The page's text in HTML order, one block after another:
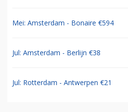
Mei: Amsterdam - Bonaire €594
Jul: Amsterdam - Berlijn €38
Jul: Rotterdam - Antwerpen €21